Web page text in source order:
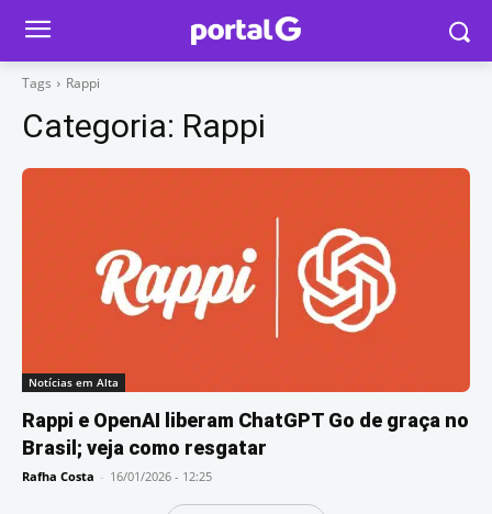
Tags Rappi
Categoria: Rappi
Notícias em Alta
Rappi e OpenAI liberam ChatGPT Go de graça no
Brasil; veja como resgatar
Rafha Costa - 16/01/2026 - 12:25